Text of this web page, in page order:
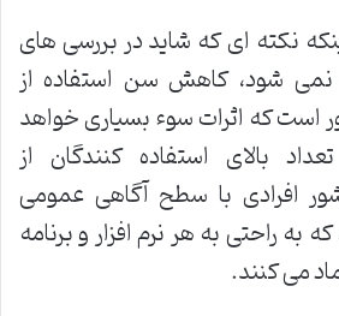
نکته ای که شاید در بررسی های
نمی شود، کاهش سن استفاده از
است که اثرات سوء بسیاری خواهد
بالای استفاده کنندگان از
افرادی با سطح آگاهی عمومی
به راحتی به هر نرم افزار و برنامه
می کنند.